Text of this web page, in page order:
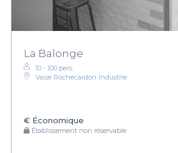
La Balonge
10 - 100 pers.
Vaise Rochecardon Industrie
€ Économique
Établissement non réservable